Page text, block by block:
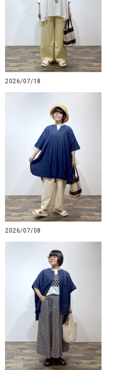
2026/07/18
2026/07/08